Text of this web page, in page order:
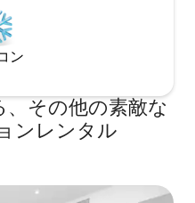
ン
その他の素敵な
ンレンタル